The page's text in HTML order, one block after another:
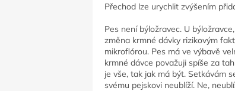
Přechod lze urychlit zvýšením
Pes není býložravec. U
změna krmné dávky rizikovým
mikroflórou. Pes má ve výbavě
krmné dávce považuji spíše za
je vše, tak jak má být. Setkávám
svému pejskovi neublíží. Ne,